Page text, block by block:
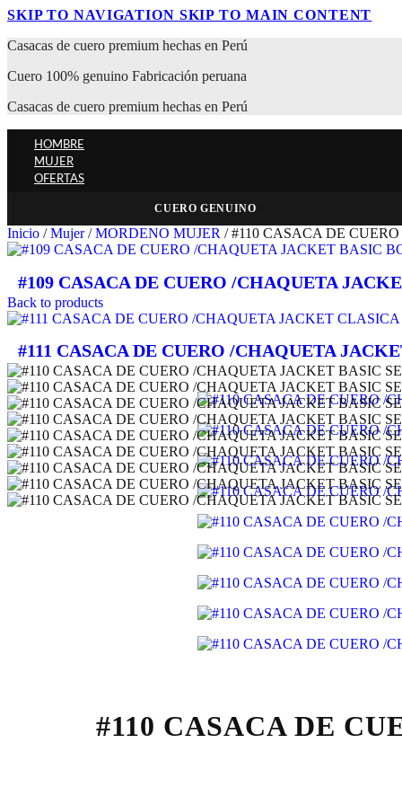
SKIP TO NAVIGATION SKIP TO MAIN CONTENT
Casacas de cuero premium hechas en Perú
Cuero 100% genuino Fabricación peruana
Casacas de cuero premium hechas en Perú
HOMBRE
MUJER
OFERTAS
CUERO GENUINO
Inicio / Mujer/ MORDENO MUJER / #110 CASACA DE
#109 CASACA DE CUERO /CHAQUETA
Back to products
#111 CASACA DE CUERO /CHAQUETA
#110 CASACA DE